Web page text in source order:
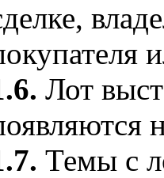
Лот
Темы с